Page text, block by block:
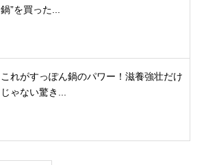
鍋”を買った...
これがすっぽん鍋のパワー！滋養強壮だけ
じゃない驚き...